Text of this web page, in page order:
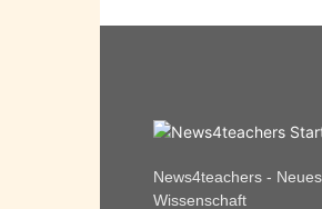
News4teachers -
Wissenschaft